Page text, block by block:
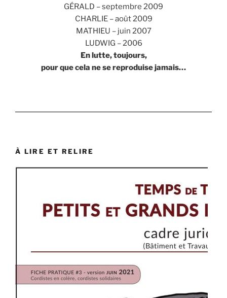
GÉRALD – septembre 2009
CHARLIE – août 2009
MATHIEU – juin 2007
LUDWIG – 2006
En lutte, toujours,
pour que cela ne se reproduise jamais…
À LIRE ET RELIRE